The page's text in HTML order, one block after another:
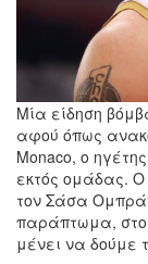
Μία είδηση
αφού όπως
Monaco, ο
εκτός ομάδας.
τον Σάσα
παράπτωμα, στο
μένει να δούμε